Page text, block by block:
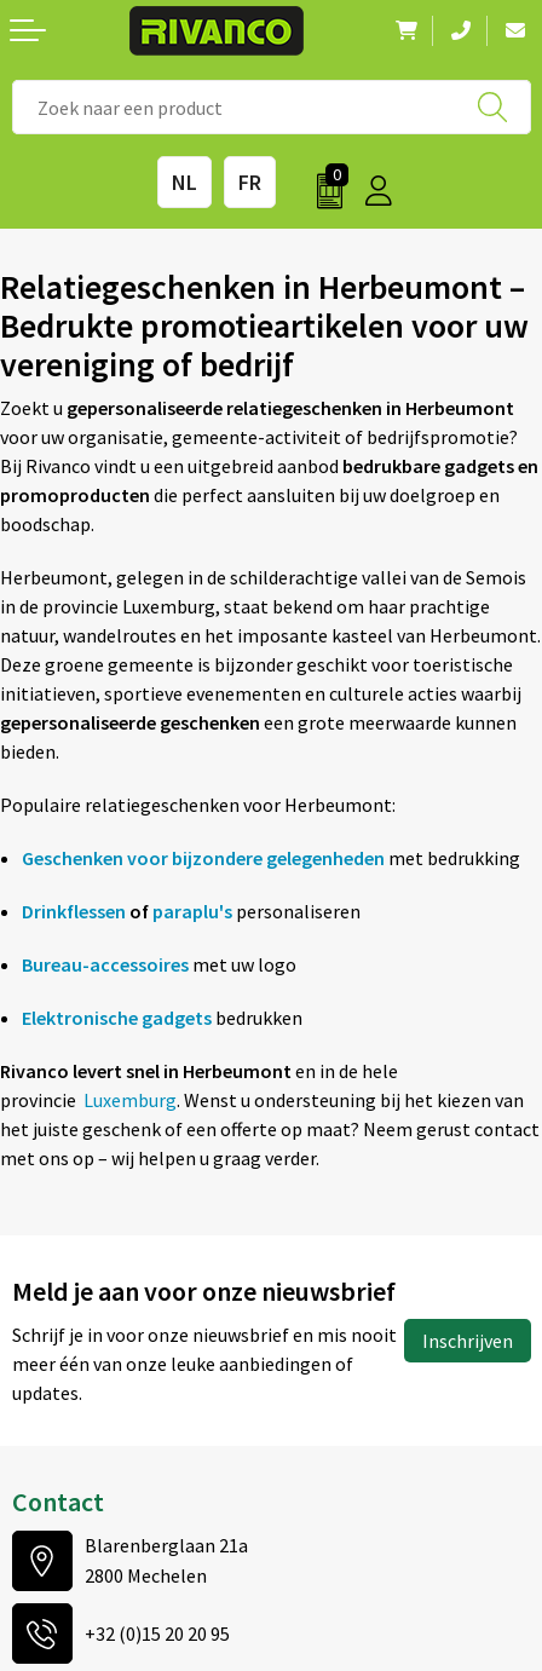
NL FR 0
Kinderen & spellen
Outdoor & vrije tijd
Technologie & Accessoires
Tassen
Wonen
◼ Eco-producten
◼ Seizoenen
◼ Beurzen
◼ Feestdagen
◼ Festival & Events
◼ Thuiswerken
Relatiegeschenken in Herbeumont –
Bedrukte promotieartikelen voor uw
vereniging of bedrijf
Zoekt u gepersonaliseerde relatiegeschenken in Herbeumont
voor uw organisatie, gemeente-activiteit of bedrijfspromotie?
Bij Rivanco vindt u een uitgebreid aanbod bedrukbare gadgets en
promoproducten die perfect aansluiten bij uw doelgroep en
boodschap.
Herbeumont, gelegen in de schilderachtige vallei van de Semois
in de provincie Luxemburg, staat bekend om haar prachtige
natuur, wandelroutes en het imposante kasteel van Herbeumont.
Deze groene gemeente is bijzonder geschikt voor toeristische
initiatieven, sportieve evenementen en culturele acties waarbij
gepersonaliseerde geschenken een grote meerwaarde kunnen
bieden.
Populaire relatiegeschenken voor Herbeumont:
Geschenken voor bijzondere gelegenheden met bedrukking
Drinkflessen of paraplu's personaliseren
Bureau-accessoiresmet uw logo
Elektronische gadgetsbedrukken
Rivanco levert snel in Herbeumonten in de hele
provincie Luxemburg. Wenst u ondersteuning bij het kiezen van
het juiste geschenk of een offerte op maat? Neem gerust contact
met ons op – wij helpen u graag verder.
Meld je aan voor onze nieuwsbrief
Schrijf je in voor onze nieuwsbrief en mis nooit
meer één van onze leuke aanbiedingen of
updates.
Inschrijven
Contact
Blarenberglaan 21a
2800 Mechelen
+32 (0)15 20 20 95